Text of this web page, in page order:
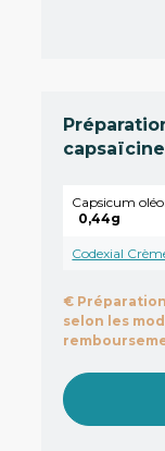
Capsicum
0,44g
Codexial
€
selon les